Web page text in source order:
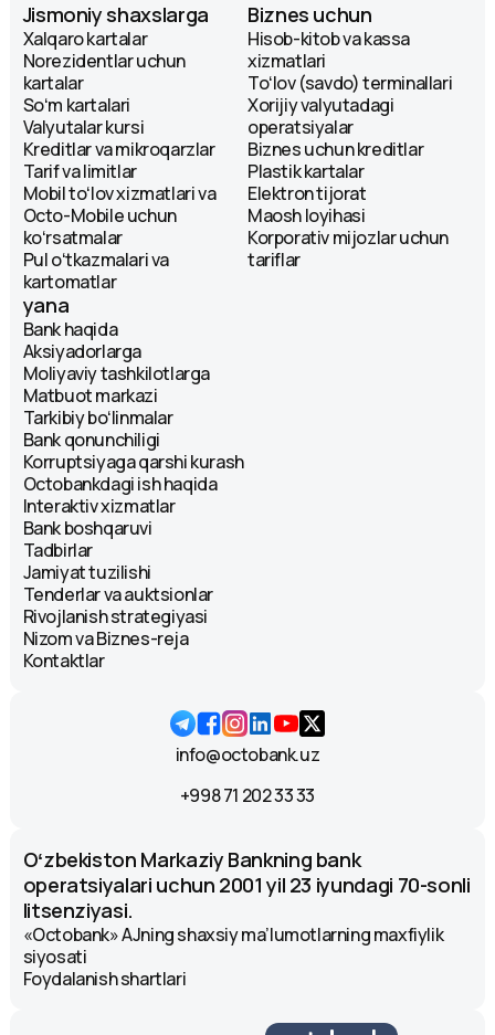
Jismoniy shaxslarga
Xalqaro kartalar
Norezidentlar uchun
kartalar
Soʻm kartalari
Valyutalar kursi
Kreditlar va mikroqarzlar
Tarif va limitlar
Mobil toʻlov xizmatlari va
Octo-Mobile uchun
koʻrsatmalar
Pul oʻtkazmalari va
kartomatlar
Biznes uchun
Hisob-kitob va kassa
xizmatlari
Toʻlov (savdo) terminallari
Xorijiy valyutadagi
operatsiyalar
Biznes uchun kreditlar
Plastik kartalar
Elektron tijorat
Maosh loyihasi
Korporativ mijozlar uchun
tariflar
yana
Bank haqida
Aksiyadorlarga
Moliyaviy tashkilotlarga
Matbuot markazi
Tarkibiy boʻlinmalar
Bank qonunchiligi
Korruptsiyaga qarshi kurash
Octobankdagi ish haqida
Interaktiv xizmatlar
Bank boshqaruvi
Tadbirlar
Jamiyat tuzilishi
Tenderlar va auktsionlar
Rivojlanish strategiyasi
Nizom va Biznes-reja
Kontaktlar
info@octobank.uz
+998 71 202 33 33
Oʻzbekiston Markaziy Bankning bank
operatsiyalari uchun 2001 yil 23 iyundagi 70-sonli
litsenziyasi.
«Octobank» AJning shaxsiy ma’lumotlarning maxfiylik
siyosati
Foydalanish shartlari